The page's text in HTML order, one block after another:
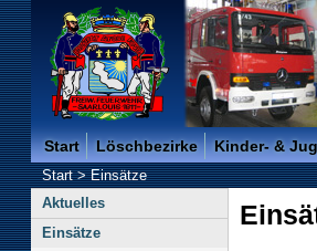
Freiwillige Feuerwehr der
Start Löschbezirke Kinder- &
Start>Einsätze
Aktuelles
Einsätze